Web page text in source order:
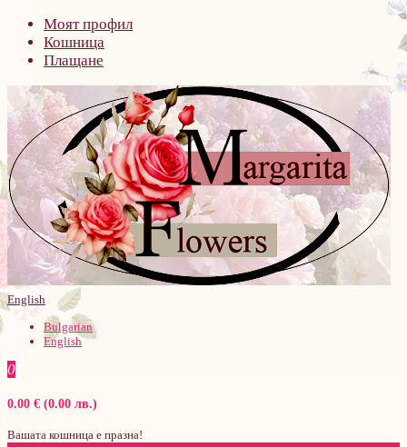
Моят профил
Кошница
Плащане
English
Bulgarian
English
0
0.00 € (0.00 лв.)
Вашата кошница е празна!